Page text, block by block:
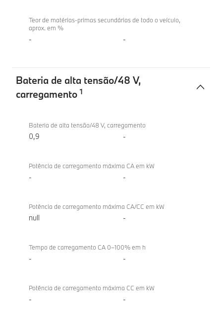
Teor de matérias-primas secundárias de todo o veículo,
aprox. em %
- -
Bateria de alta tensão/48 V,
carregamento 1
sDrive20d
Bateria de alta tensão/48 V, carregamento
0,9 -
Potência de carregamento máxima CA em kW
- -
Potência de carregamento máxima CA/CC em kW
null -
Tempo de carregamento CA 0–100% em h
- -
Potência de carregamento máxima CC em kW
- -